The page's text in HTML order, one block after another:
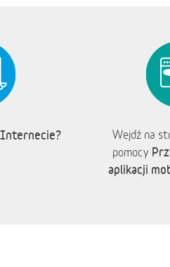
Wejdź na
pomocy
aplikacji